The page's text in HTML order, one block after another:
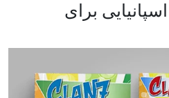
برای